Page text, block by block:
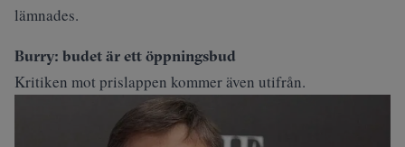
lämnades.
Burry: budet är ett öppningsbud
Kritiken mot prislappen kommer även utifrån.